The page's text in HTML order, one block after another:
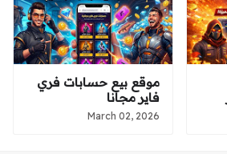
موقع بيع حسابات فري
فاير مجانا
March 02, 2026